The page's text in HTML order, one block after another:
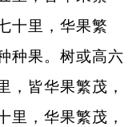
十里，华果繁
种果。树或高六
，皆华果繁茂，
里，华果繁茂，